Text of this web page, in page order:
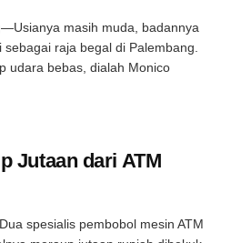
masih muda, badannya
raja begal di Palembang.
udara bebas, dialah Monico
Jutaan dari ATM
spesialis pembobol mesin ATM